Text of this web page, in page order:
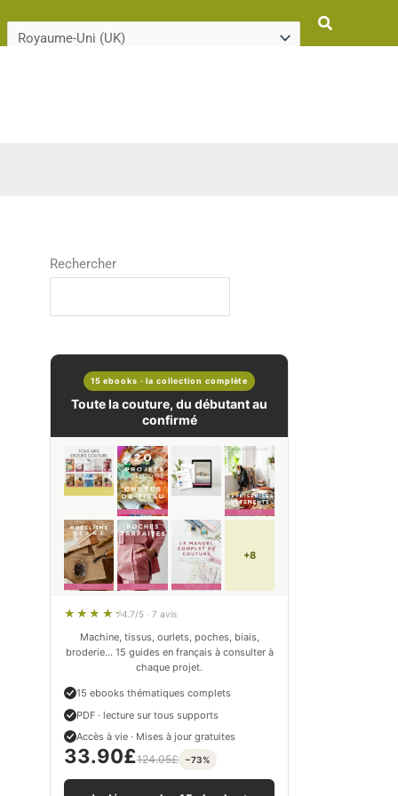
Rechercher
Rechercher
15 ebooks · la collection complète
Toute la couture, du débutant au
confirmé
+8
4.7/5 · 7 avis
Machine, tissus, ourlets, poches, biais,
broderie… 15 guides en français à consulter à
chaque projet.
15 ebooks thématiques complets
PDF · lecture sur tous supports
Accès à vie · Mises à jour gratuites
33.90£124.05£ −73%